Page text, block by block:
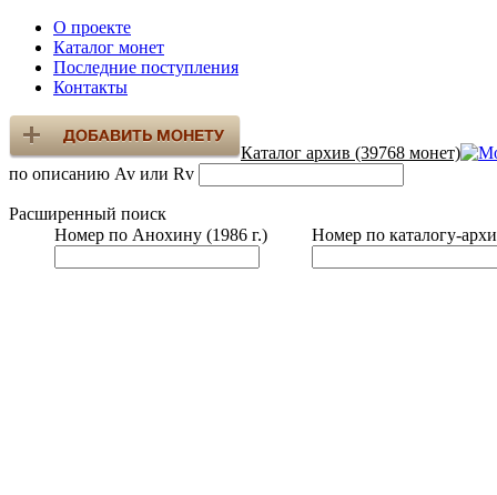
О проекте
Каталог монет
Последние поступления
Контакты
Каталог архив (39768 монет)
по описанию Av или Rv
Расширенный поиск
Номер по Анохину (1986 г.)
Номер по каталогу-